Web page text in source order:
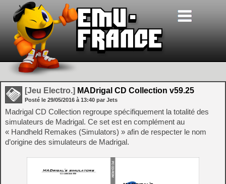
[Jeu Electro.] MADrigal CD Collection v59.25
Posté le 29/05/2016 à 13:40 par Jets
Madrigal CD Collection regroupe spécifiquement la totalité des
simulateurs de Madrigal. Ce set est en complément au
« Handheld Remakes (Simulators) » afin de respecter le nom
d’origine des simulateurs de Madrigal.